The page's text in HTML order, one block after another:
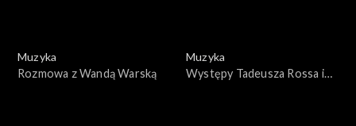
Muzyka
Rozmowa z Wandą Warską
Muzyka
Występy Tadeusza Rossa i